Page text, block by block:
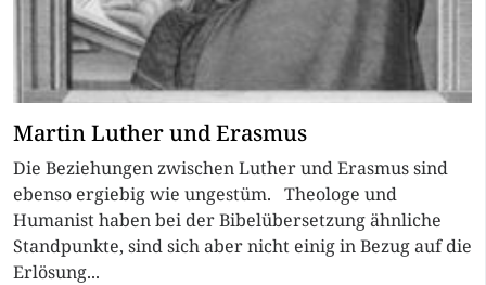
Martin Luther und Erasmus
Die Beziehungen zwischen Luther und Erasmus sind
ebenso ergiebig wie ungestüm. Theologe und
Humanist haben bei der Bibelübersetzung ähnliche
Standpunkte, sind sich aber nicht einig in Bezug auf die
Erlösung...